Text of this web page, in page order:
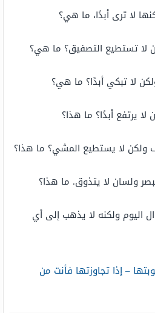
لا ترى أبدًا، ما هي؟
لا تستطيع التصفيق؟ ما هي؟
لا تبكي أبدًا؟ ما هي؟
لا يرتفع أبدًا؟ ما هذا؟
ولكن لا يستطيع المشي؟ ما هذا؟
ولسان لا يتذوق. ما هذا؟
اليوم ولكنه لا يذهب إلى أي
– إذا تجاوزتها فأنت من